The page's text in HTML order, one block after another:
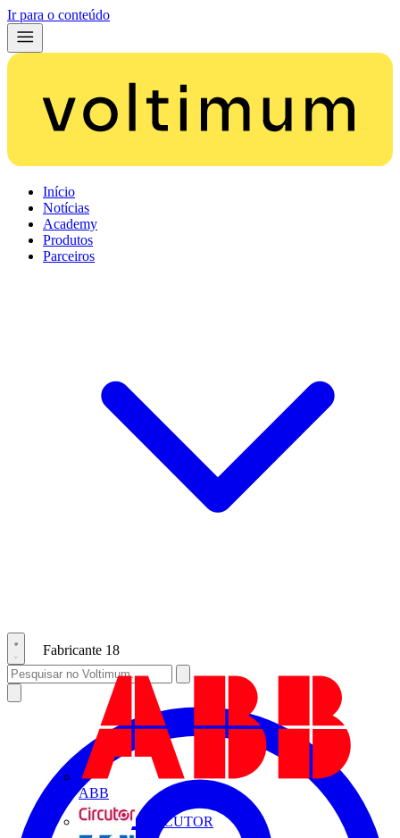
Ir para o conteúdo
Início
Notícias
Academy
Produtos
Parceiros
Fabricante 18
ABB
CIRCUTOR